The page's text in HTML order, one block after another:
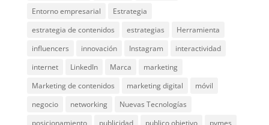
Entorno empresarial
Estrategia
estrategia de contenidos
estrategias
Herramienta
influencers
innovación Instagram
interactividad
internet
LinkedIn Marca
marketing
Marketing de contenidos
marketing digital
móvil
negocio
networking
Nuevas Tecnologías